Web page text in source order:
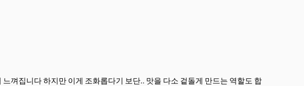
껴집니다 하지만 이게 조화롭다기 보단.. 맛을 다소 겉돌게 만드는 역할도 합